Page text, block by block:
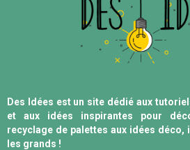
Des Idées est un site dédié aux
et aux idées inspirantes pour
recyclage de palettes aux idées déco,
les grands !